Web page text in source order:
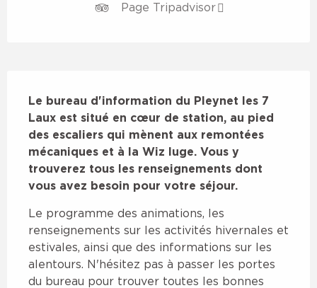
Page Tripadvisor
Le bureau d'information du Pleynet les 7
Laux est situé en cœur de station, au pied
des escaliers qui mènent aux remontées
mécaniques et à la Wiz luge. Vous y
trouverez tous les renseignements dont
vous avez besoin pour votre séjour.
Le programme des animations, les
renseignements sur les activités hivernales et
estivales, ainsi que des informations sur les
alentours. N'hésitez pas à passer les portes
du bureau pour trouver toutes les bonnes